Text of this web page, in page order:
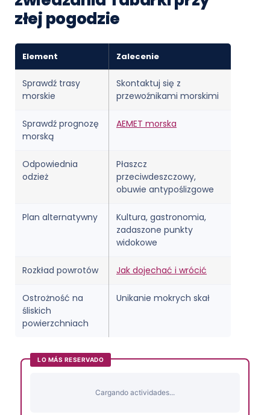
złej pogodzie
Element Zalecenie
Sprawdź trasy
morskie
Skontaktuj się z
przewoźnikami morskimi
Sprawdź prognozę
morską
AEMET morska
Odpowiednia
odzież
Płaszcz
przeciwdeszczowy,
obuwie antypoślizgowe
Plan alternatywny
Kultura, gastronomia,
zadaszone punkty
widokowe
Rozkład powrotów Jak dojechać i wrócić
Ostrożność na
śliskich
powierzchniach
Unikanie mokrych skał
LO MÁS RESERVADO
Cargando actividades...